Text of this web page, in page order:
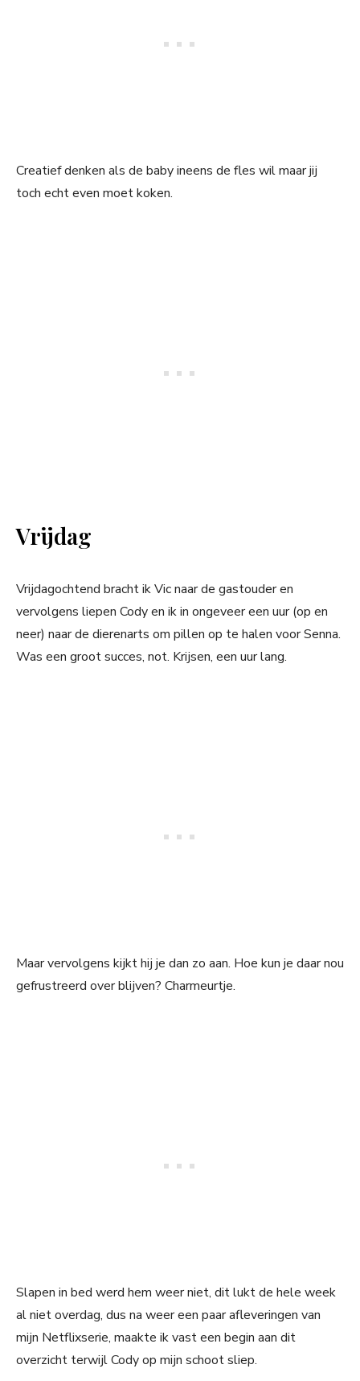
Creatief denken als de baby ineens de fles wil maar jij
toch echt even moet koken.
Vrijdag
Vrijdagochtend bracht ik Vic naar de gastouder en
vervolgens liepen Cody en ik in ongeveer een uur (op en
neer) naar de dierenarts om pillen op te halen voor Senna.
Was een groot succes, not. Krijsen, een uur lang.
Maar vervolgens kijkt hij je dan zo aan. Hoe kun je daar nou
gefrustreerd over blijven? Charmeurtje.
Slapen in bed werd hem weer niet, dit lukt de hele week
al niet overdag, dus na weer een paar afleveringen van
mijn Netflixserie, maakte ik vast een begin aan dit
overzicht terwijl Cody op mijn schoot sliep.